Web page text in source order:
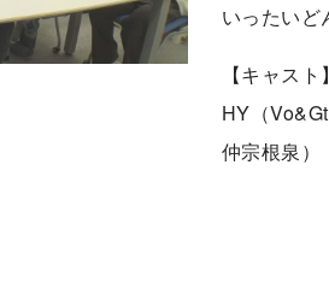
いったいど
【キャスト】
HY（
仲宗根泉）